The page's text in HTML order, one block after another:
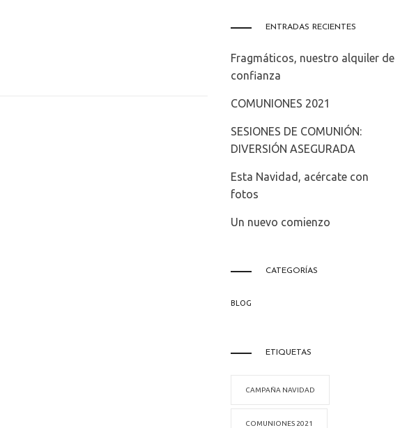
ENTRADAS RECIENTES
Fragmáticos, nuestro alquiler de
confianza
COMUNIONES 2021
SESIONES DE COMUNIÓN:
DIVERSIÓN ASEGURADA
Esta Navidad, acércate con
fotos
Un nuevo comienzo
CATEGORÍAS
BLOG
ETIQUETAS
CAMPAÑA NAVIDAD
COMUNIONES 2021